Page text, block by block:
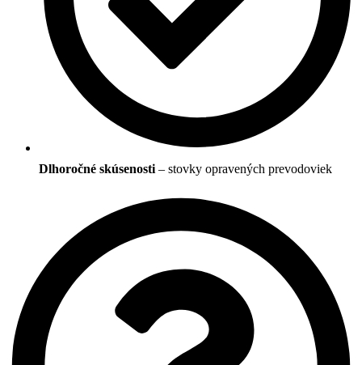
Dlhoročné skúsenosti– stovky opravených prevodoviek